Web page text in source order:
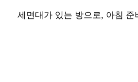
세면대가 있는 방으로, 아침 준